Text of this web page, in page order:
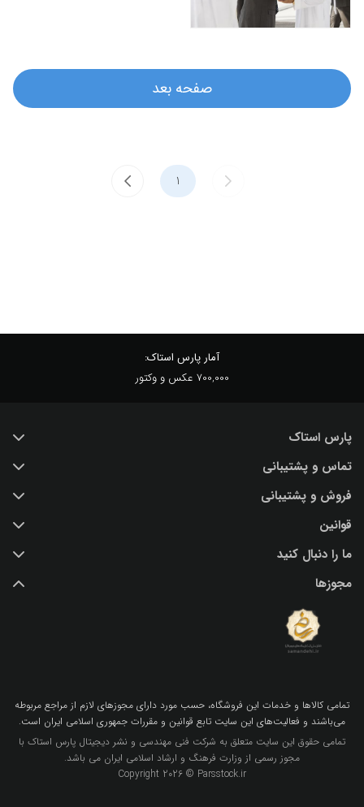
صفحه بعد
آمار پارس استاک:
700,000 عکس و وکتور
پارس استاک
خرید عکس با کیفیت
درباره ما
پرسش و پاسخ
اشتراک / تمدید
بلاگ پارس استاک
نکات و ترفندهای طراحی گرافیکی
تماس و پشتیبانی
تماس با ما
فروش و پشتیبانی
(IR) 021 28428845
support@parsstock.ir
قوانین
شرایط استفاده از وب سایت
سیاست حفظ حریم شخصی کاربران
ما را دنبال کنید
مجوزها
تمامي كالاها و خدمات اين فروشگاه، حسب مورد داراي مجوزهاي لازم از مراجع مربوطه
مي‌باشند و فعاليت‌هاي اين سايت تابع قوانين و مقررات جمهوري اسلامي ايران است.
تمامی حقوق این سایت متعلق به شرکت فنی مهندسی و نشر دیجیتال پارس استاک با
مجوز رسمی از وزارت فرهنگ و ارشاد اسلامی ایران می باشد.
Copyright 2026 © Parsstock.ir